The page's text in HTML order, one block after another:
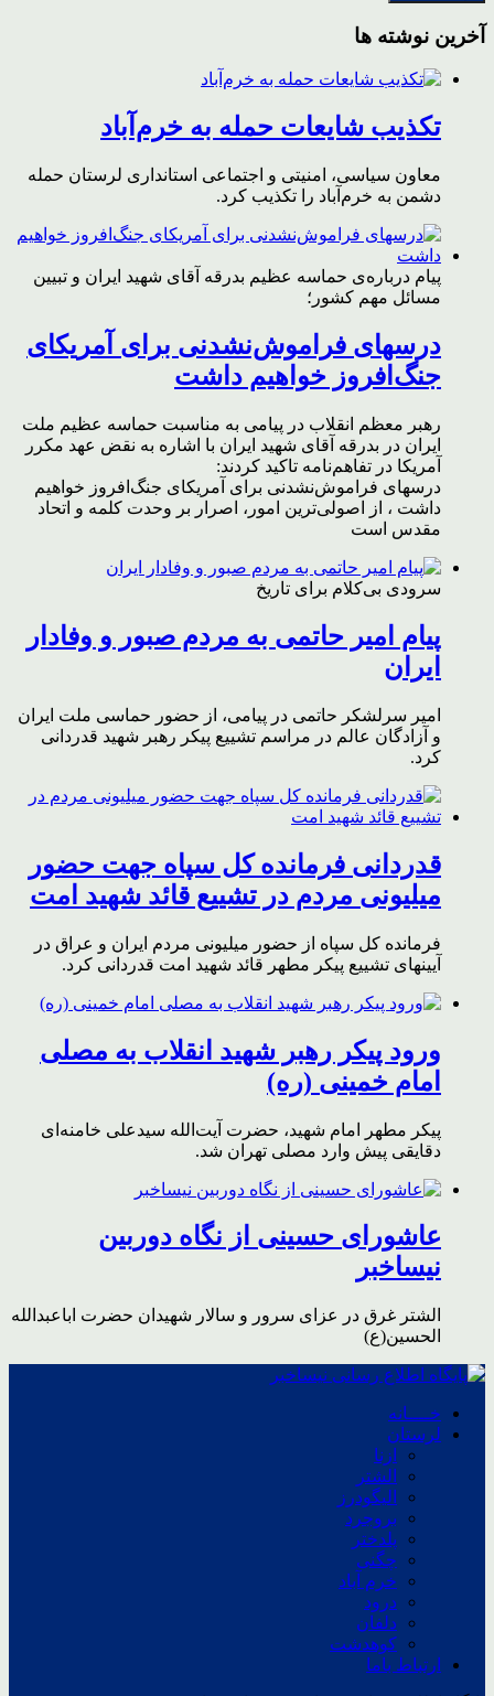
آخرین نوشته ها
تکذیب شایعات حمله به خرم‌آباد
معاون سیاسی، امنیتی و اجتماعی استانداری لرستان حمله
دشمن به خرم‌آباد را تکذیب کرد.
پیام درباره‌ی حماسه عظیم بدرقه آقای شهید ایران و تبیین
مسائل مهم کشور؛
درسهای فراموش‌نشدنی برای آمریکای
جنگ‌افروز خواهیم داشت
رهبر معظم انقلاب در پیامی به مناسبت حماسه عظیم ملت
ایران در بدرقه آقای شهید ایران با اشاره به نقض عهد مکرر
آمریکا در تفاهم‌نامه تاکید کردند:
درسهای فراموش‌نشدنی برای آمریکای جنگ‌افروز خواهیم
داشت ، از اصولی‌ترین امور، اصرار بر وحدت کلمه و اتحاد
مقدس است
سرودی بی‌کلام برای تاریخ
پیام امیر حاتمی به مردم صبور و وفادار
ایران
امیر سرلشکر حاتمی در پیامی، از حضور حماسی ملت ایران
و آزادگان عالم در مراسم تشییع پیکر رهبر شهید قدردانی
کرد.
قدردانی فرمانده کل سپاه جهت حضور
میلیونی مردم در تشییع قائد شهید امت
فرمانده کل سپاه از حضور میلیونی مردم ایران و عراق در
آیینهای تشییع پیکر مطهر قائد شهید امت قدردانی کرد.
ورود پیکر رهبر شهید انقلاب به مصلی
امام خمینی (ره)
پیکر مطهر امام شهید،‌ حضرت آیت‌الله سیدعلی خامنه‌ای
دقایقی پیش وارد مصلی تهران شد.
عاشورای حسینی از نگاه دوربین
نیساخبر
الشتر غرق در عزای سرور و سالار شهیدان حضرت اباعبدالله
الحسین(ع)
خــــانه
لرستان
ازنا
الشتر
الیگودرز
بروجرد
پلدختر
چگنی
خرم آباد
درود
دلفان
کوهدشت
ارتباط باما